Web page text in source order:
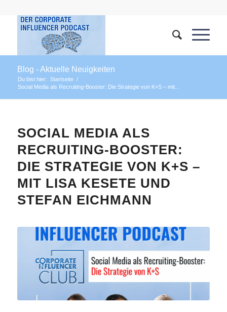
Blog - Aktuelle Neuigkeiten
Du bist hier: Startseite /
Social Media als Recruiting-Booster: Die Strategie von K+S – mit...
SOCIAL MEDIA ALS
RECRUITING-BOOSTER:
DIE STRATEGIE VON K+S –
MIT LISA KESETE UND
STEFAN EICHMANN